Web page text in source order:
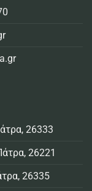
26333
26221
26335